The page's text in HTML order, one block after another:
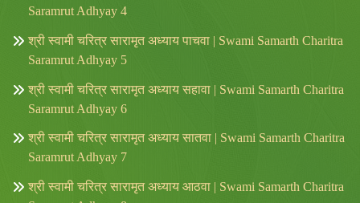
Saramrut Adhyay 4
श्री स्वामी चरित्र सारामृत अध्याय पाचवा | Swami Samarth Charitra
Saramrut Adhyay 5
श्री स्वामी चरित्र सारामृत अध्याय सहावा | Swami Samarth Charitra
Saramrut Adhyay 6
श्री स्वामी चरित्र सारामृत अध्याय सातवा | Swami Samarth Charitra
Saramrut Adhyay 7
श्री स्वामी चरित्र सारामृत अध्याय आठवा | Swami Samarth Charitra